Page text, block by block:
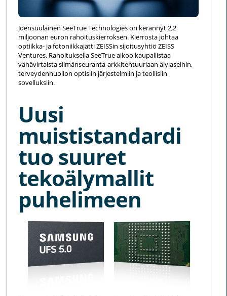
Joensuulainen SeeTrue Technologies on kerännyt 2,2
miljoonan euron rahoituskierroksen. Kierrosta johtaa
optiikka- ja fotoniikkajätti ZEISSin sijoitusyhtiö ZEISS
Ventures. Rahoituksella SeeTrue aikoo kaupallistaa
vähävirtaista silmänseuranta-arkkitehtuuriaan älylaseihin,
terveydenhuollon optisiin järjestelmiin ja teollisiin
sovelluksiin.
Uusi
muististandardi
tuo suuret
tekoälymallit
puhelimeen